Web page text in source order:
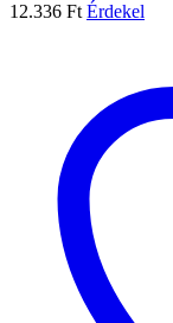
12.336 Ft Érdekel